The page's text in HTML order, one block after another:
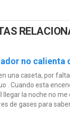
no calienta
una caseta, por
. Cuando esta
llegar la noche no me
de gases para